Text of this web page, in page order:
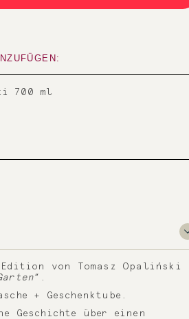
von Tomasz Opaliński
“.
+ Geschenktube.
Geschichte über einen
700 ml